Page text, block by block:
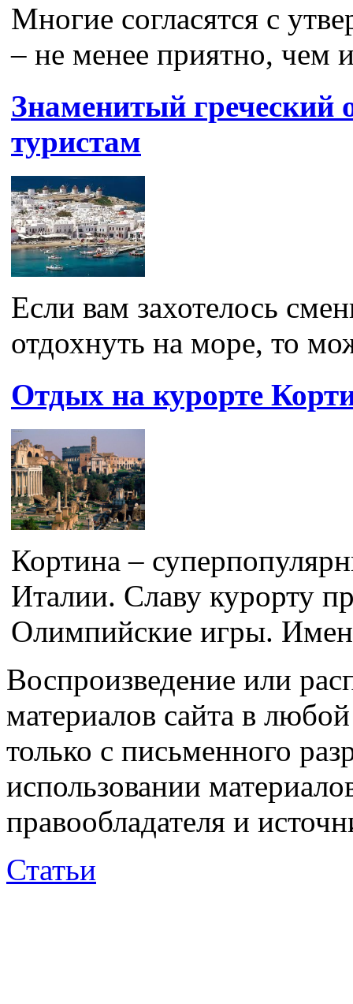
Многие согласятся с
– не менее приятно, чем
Знаменитый греческий
туристам
Если вам захотелось
отдохнуть на море, то
Отдых на курорте
Кортина –
Италии. Славу курорту
Олимпийские игры.
Воспроизведение или
материалов сайта в
только с письменного
использовании
правообладателя и
Статьи